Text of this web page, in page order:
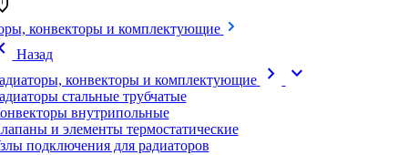
конвекторы и комплектующие
Назад
конвекторы и комплектующие
chevron_right expand_more
стальные трубчатые
внутрипольные
и элементы термостатические
подключения для радиаторов